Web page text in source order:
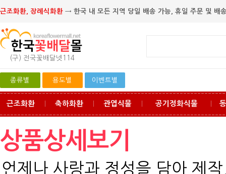
근조화환, 장례식화환 → 한국 내 모든 지역 당일 배송 가능, 휴일 주문 및 배
(구) 전국꽃배달넷114
종류별 용도별 이벤트별
근조화환 축하화환 관엽식물 공기정화식물
상품상세보기
언제나 사랑과 정성을 담아 제